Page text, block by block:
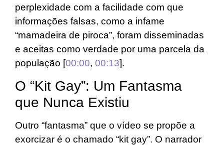
perplexidade com a facilidade com que
informações falsas, como a infame
“mamadeira de piroca”, foram disseminadas
e aceitas como verdade por uma parcela da
população [00:00, 00:13].
O “Kit Gay”: Um Fantasma
que Nunca Existiu
Outro “fantasma” que o vídeo se propõe a
exorcizar é o chamado “kit gay”. O narrador